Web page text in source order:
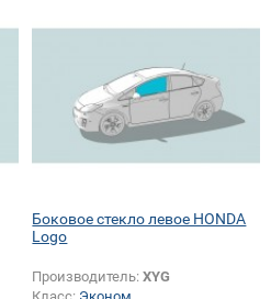
Боковое стекло левое HONDA
Logo
Производитель:XYG